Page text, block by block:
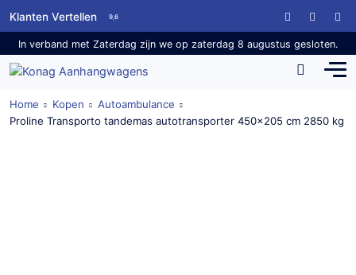
Klanten Vertellen 9,6
In verband met Zaterdag zijn we op zaterdag 8 augustus gesloten.
Home Kopen
Autoambulance
Proline Transporto tandemas autotransporter 450×205 cm 2850 kg